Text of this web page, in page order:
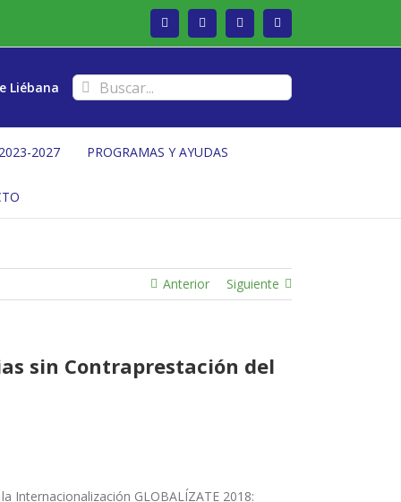
Facebook Twitter Instagram
Liébana Buscar:
2027 PROGRAMAS Y AYUDAS
Anterior Siguiente
sin Contraprestación del
Internacionalización GLOBALÍZATE 2018: